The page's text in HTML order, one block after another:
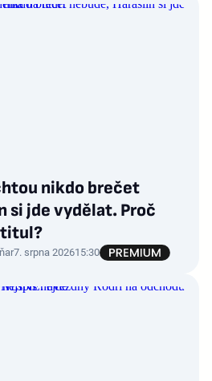
nikdo brečet
si jde vydělat. Proč
titul?
7. srpna 202615:30